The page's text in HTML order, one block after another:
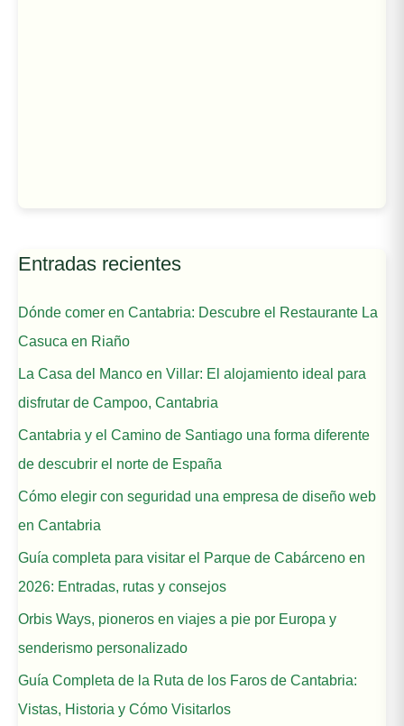
Entradas recientes
Dónde comer en Cantabria: Descubre el Restaurante La
Casuca en Riaño
La Casa del Manco en Villar: El alojamiento ideal para
disfrutar de Campoo, Cantabria
Cantabria y el Camino de Santiago una forma diferente
de descubrir el norte de España
Cómo elegir con seguridad una empresa de diseño web
en Cantabria
Guía completa para visitar el Parque de Cabárceno en
2026: Entradas, rutas y consejos
Orbis Ways, pioneros en viajes a pie por Europa y
senderismo personalizado
Guía Completa de la Ruta de los Faros de Cantabria:
Vistas, Historia y Cómo Visitarlos